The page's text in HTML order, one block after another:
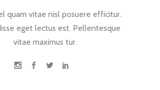
quam vitae nisl posuere efficitur.
eget lectus est. Pellentesque
vitae maximus tur.